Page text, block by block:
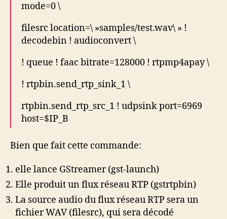
mode=0 \
filesrc location=\ »samples/test.wav\ » !
decodebin ! audioconvert \
! queue ! faac bitrate=128000 ! rtpmp4apay \
! rtpbin.send_rtp_sink_1 \
rtpbin.send_rtp_src_1 ! udpsink port=6969
host=$IP_B
Bien que fait cette commande:
elle lance GStreamer (gst-launch)
Elle produit un flux réseau RTP (gstrtpbin)
La source audio du flux réseau RTP sera un
fichier WAV (filesrc), qui sera décodé